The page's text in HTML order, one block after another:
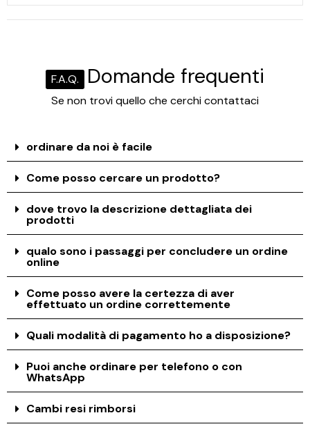
F.A.Q. Domande frequenti
Se non trovi quello che cerchi contattaci
ordinare da noi è facile
Come posso cercare un prodotto?
dove trovo la descrizione dettagliata dei
prodotti
qualo sono i passaggi per concludere un ordine
online
Come posso avere la certezza di aver
effettuato un ordine correttemente
Quali modalità di pagamento ho a disposizione?
Puoi anche ordinare per telefono o con
WhatsApp
Cambi resi rimborsi